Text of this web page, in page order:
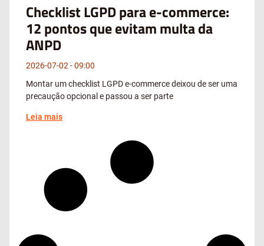
Checklist LGPD para e-commerce:
12 pontos que evitam multa da
ANPD
2026-07-02
09:00
Montar um checklist LGPD e-commerce deixou de ser uma
precaução opcional e passou a ser parte
Leia mais